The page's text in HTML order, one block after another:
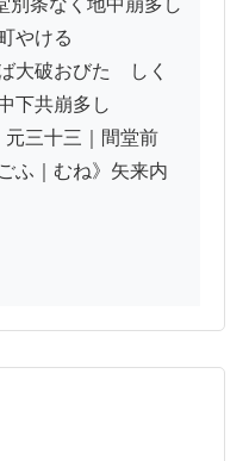
別条なく地中崩多し
やける
大破おびたゞしく
下共崩多し
元三十三｜間堂前
ふ｜むね》矢来内